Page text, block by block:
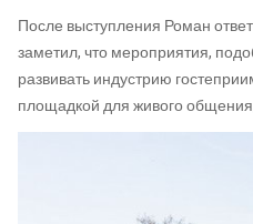
После выступления Роман
заметил, что мероприятия,
развивать индустрию
площадкой для живого